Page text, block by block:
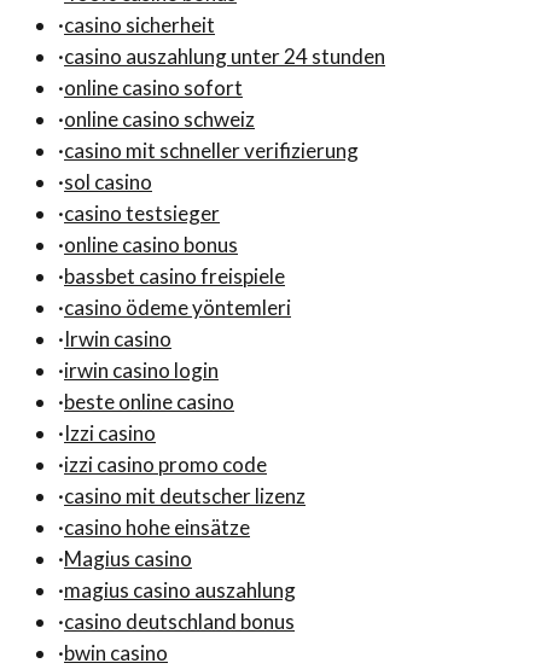
·casino sicherheit
·casino auszahlung unter 24 stunden
·online casino sofort
·online casino schweiz
·casino mit schneller verifizierung
·sol casino
·casino testsieger
·online casino bonus
·bassbet casino freispiele
·casino ödeme yöntemleri
·Irwin casino
·irwin casino login
·beste online casino
·Izzi casino
·izzi casino promo code
·casino mit deutscher lizenz
·casino hohe einsätze
·Magius casino
·magius casino auszahlung
·casino deutschland bonus
·bwin casino